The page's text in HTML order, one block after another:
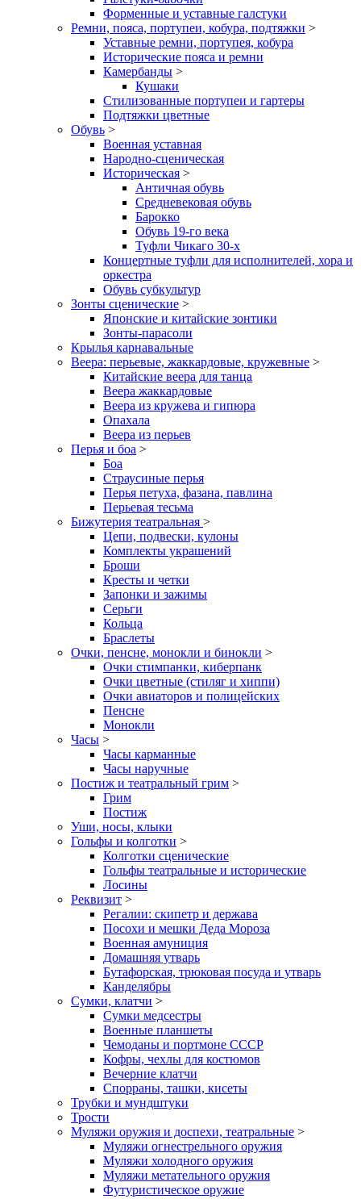
Форменные и уставные галстуки
Ремни, пояса, портупеи, кобура, подтяжки >
Уставные ремни, портупея, кобура
Исторические пояса и ремни
Камербанды >
Кушаки
Стилизованные портупеи и гартеры
Подтяжки цветные
Обувь >
Военная уставная
Народно-сценическая
Историческая >
Античная обувь
Средневековая обувь
Барокко
Обувь 19-го века
Туфли Чикаго 30-х
Концертные туфли для исполнителей, хора и
оркестра
Обувь субкультур
Зонты сценические >
Японские и китайские зонтики
Зонты-парасоли
Крылья карнавальные
Веера: перьевые, жаккардовые, кружевные >
Китайские веера для танца
Веера жаккардовые
Веера из кружева и гипюра
Опахала
Веера из перьев
Перья и боа >
Боа
Страусиные перья
Перья петуха, фазана, павлина
Перьевая тесьма
Бижутерия театральная >
Цепи, подвески, кулоны
Комплекты украшений
Броши
Кресты и четки
Запонки и зажимы
Серьги
Кольца
Браслеты
Очки, пенсне, монокли и бинокли >
Очки стимпанки, киберпанк
Очки цветные (стиляг и хиппи)
Очки авиаторов и полицейских
Пенсне
Монокли
Часы >
Часы карманные
Часы наручные
Постиж и театральный грим >
Грим
Постиж
Уши, носы, клыки
Гольфы и колготки >
Колготки сценические
Гольфы театральные и исторические
Лосины
Реквизит >
Регалии: скипетр и держава
Посохи и мешки Деда Мороза
Военная амуниция
Домашняя утварь
Бутафорская, трюковая посуда и утварь
Канделябры
Сумки, клатчи >
Сумки медсестры
Военные планшеты
Чемоданы и портмоне СССР
Кофры, чехлы для костюмов
Вечерние клатчи
Спорраны, ташки, кисеты
Трубки и мундштуки
Трости
Муляжи оружия и доспехи, театральные >
Муляжи огнестрельного оружия
Муляжи холодного оружия
Муляжи метательного оружия
Футуристическое оружие